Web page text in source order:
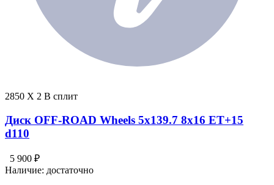
2850 X 2 В сплит
Диск OFF-ROAD Wheels 5x139.7 8x16 ET+15
d110
5 900 ₽
Наличие: достаточно